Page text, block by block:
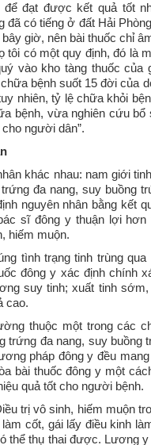
đạt được kết quả tốt
đã có tiếng ở đất Hải
giờ, nên bài thuốc chỉ
tôi có một quy định, đó là
vào kho tàng thuốc
bệnh suốt 15 đời của
nhiên, tỷ lệ chữa khỏi
bệnh, vừa nghiên cứu
người dân”.
khác nhau: nam giới
đa nang, suy buồng
nguyên nhân bằng kết
sĩ đông y thuận lợi hơn
hiếm muộn.
tình trạng tinh trùng
đông y xác định chính
suy tinh; xuất tinh
cao.
thuộc một trong các
trứng đa nang, suy buồng
pháp đông y đều
bài thuốc đông y một
quả tốt cho người bệnh.
trị vô sinh, hiếm muộn
cốt, gái lấy điều kinh
thể thụ thai được. Lương